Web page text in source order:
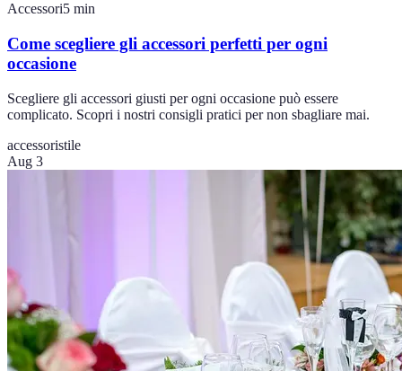
Accessori5 min
Come scegliere gli accessori perfetti per ogni
occasione
Scegliere gli accessori giusti per ogni occasione può essere
complicato. Scopri i nostri consigli pratici per non sbagliare mai.
accessoristile
Aug 3